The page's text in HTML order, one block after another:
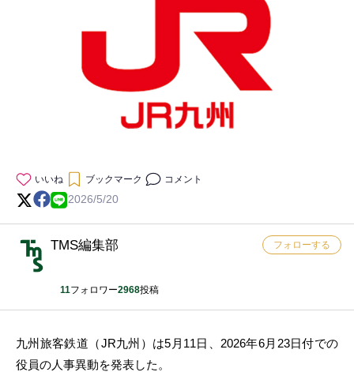
いいね ブックマーク コメント
2026/5/20
TMS編集部
11フォロワー2968投稿
フォローする
九州旅客鉄道（JR九州）は5月11日、2026年6月23日付での
役員の人事異動を発表した。